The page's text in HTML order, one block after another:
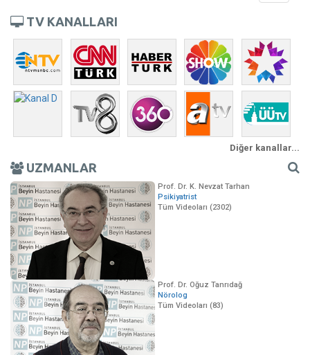
TV KANALLARI
Diğer kanallar...
UZMANLAR
Prof. Dr. K. Nevzat Tarhan
Psikiyatrist
Tüm Videoları (2302)
Prof. Dr. Oğuz Tanrıdağ
Nörolog
Tüm Videoları (83)